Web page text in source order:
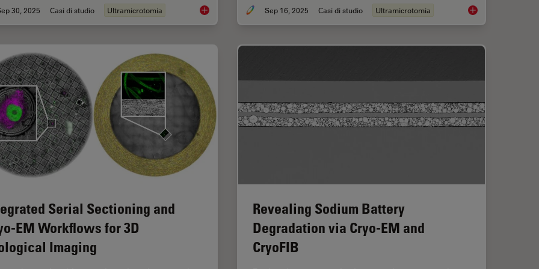
30, 2025 Casi di studio Ultramicrotomia Ultramicrotome Sectioning of Polymers for TEM Analysis
Sep 16, 2025 Casi di studio Ultramicrotomia Volume EM and AI
Serial Sectioning and
EM Workflows for 3D
Imaging
Revealing Sodium Battery
Degradation via Cryo-EM and
CryoFIB